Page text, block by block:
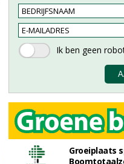
Groeiplaats